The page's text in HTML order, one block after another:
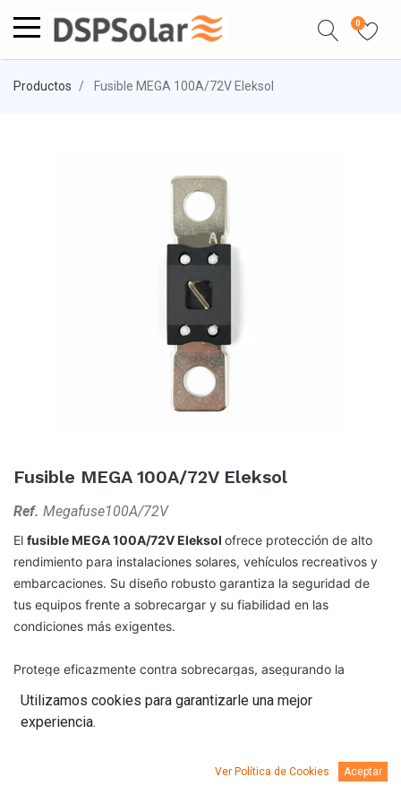
0
Productos Fusible MEGA 100A/72V Eleksol
Fusible MEGA 100A/72V Eleksol
Ref. Megafuse100A/72V
El fusible MEGA 100A/72V Eleksol ofrece protección de alto
rendimiento para instalaciones solares, vehículos recreativos y
embarcaciones. Su diseño robusto garantiza la seguridad de
tus equipos frente a sobrecargar y su fiabilidad en las
condiciones más exigentes.
Protege eficazmente contra sobrecargas, asegurando la
Utilizamos cookies para garantizarle una mejor
experiencia.
Ver Política de Cookies Aceptar